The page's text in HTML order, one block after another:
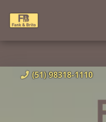
(51) 98318-1110